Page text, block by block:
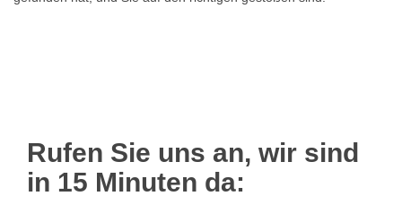
Rufen Sie uns an, wir sind
in 15 Minuten da: